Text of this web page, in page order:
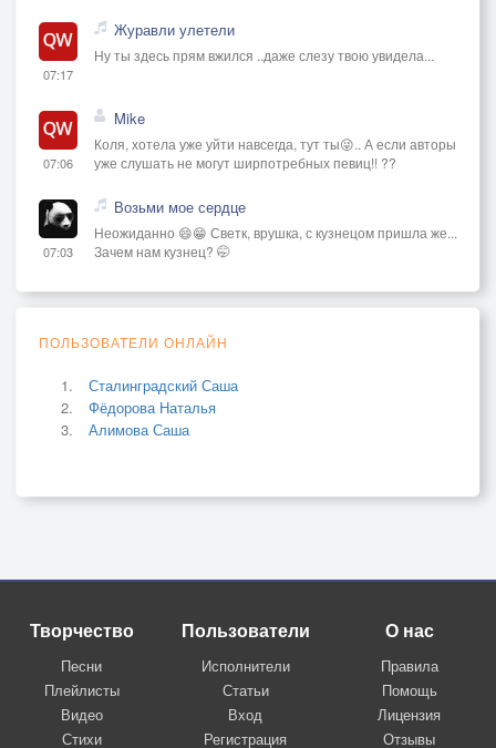
07:17
Журавли улетели
Ну ты здесь прям вжился ..даже слезу твою увидела...
07:06
Mike
Коля, хотела уже уйти навсегда, тут ты😜.. А если авторы
уже слушать не могут ширпотребных певиц!! ??
07:03
Возьми мое сердце
Неожиданно 😄😁 Светк, врушка, с кузнецом пришла же...
Зачем нам кузнец? 🤭
ПОЛЬЗОВАТЕЛИ ОНЛАЙН
Сталинградский Саша
Фёдорова Наталья
Алимова Саша
Творчество
Песни
Плейлисты
Видео
Стихи
Пользователи
Исполнители
Статьи
Вход
Регистрация
О нас
Правила
Помощь
Лицензия
Отзывы